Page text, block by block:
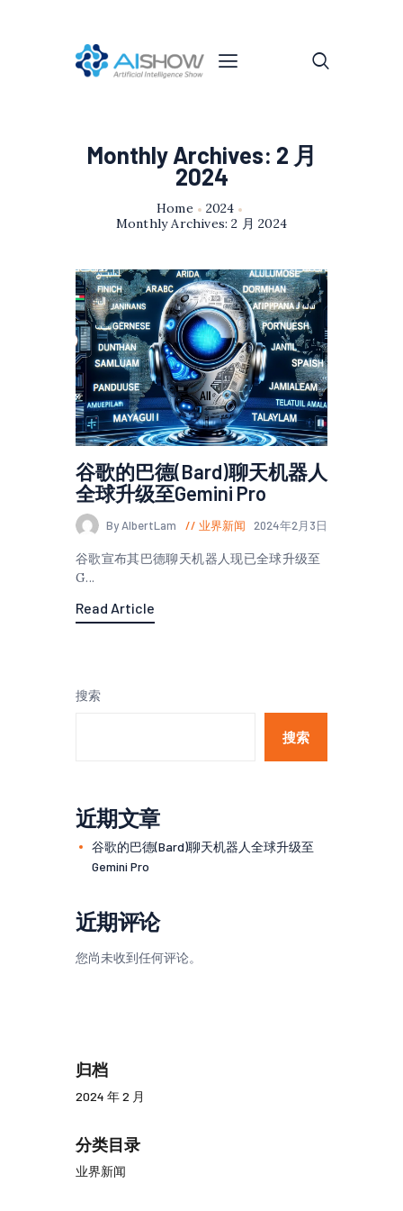
Monthly Archives: 2 月
2024
Home
2024
Monthly Archives: 2 月 2024
谷歌的巴德(Bard)聊天机器人
全球升级至Gemini Pro
By AlbertLam 业界新闻 2024年2月3日
谷歌宣布其巴德聊天机器人现已全球升级至
G...
Read Article
搜索
搜索
近期文章
谷歌的巴德(Bard)聊天机器人全球升级至
Gemini Pro
近期评论
您尚未收到任何评论。
归档
2024 年 2 月
分类目录
业界新闻